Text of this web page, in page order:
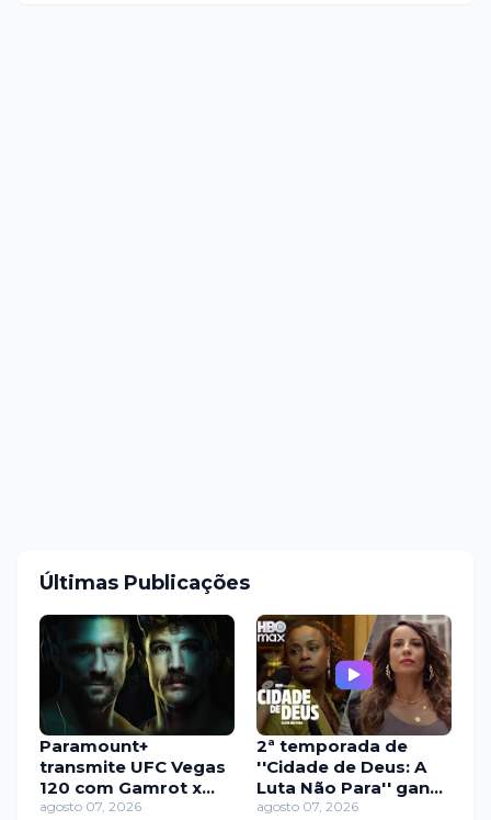
Últimas Publicações
Paramount+
transmite UFC Vegas
120 com Gamrot x
Salkilld e dez
agosto 07, 2026
2ª temporada de
''Cidade de Deus: A
Luta Não Para'' ganha
primeiro teaser; veja
agosto 07, 2026